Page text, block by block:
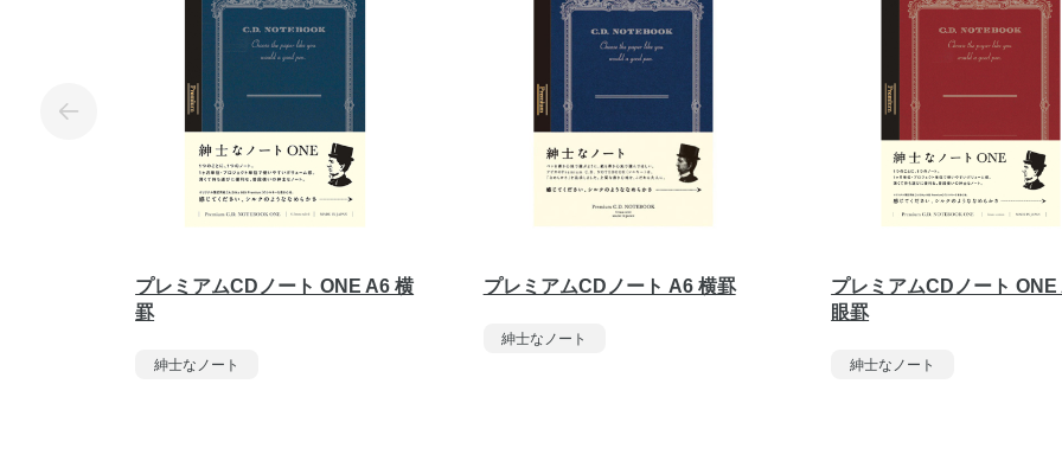
プレミアムCDノート ONE A6 横
罫
紳士なノート
プレミアムCDノート A6 横罫
紳士なノート
プレミアムCDノート ONE
眼罫
紳士なノート